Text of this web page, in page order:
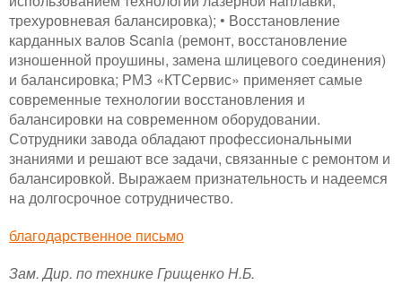
трехуровневая балансировка); • Восстановление
карданных валов Scania (ремонт, восстановление
изношенной проушины, замена шлицевого соединения)
и балансировка; РМЗ «КТСервис» применяет самые
современные технологии восстановления и
балансировки на современном оборудовании.
Сотрудники завода обладают профессиональными
знаниями и решают все задачи, связанные с ремонтом и
балансировкой. Выражаем признательность и надеемся
на долгосрочное сотрудничество.
благодарственное письмо
Зам. Дир. по технике Грищенко Н.Б.